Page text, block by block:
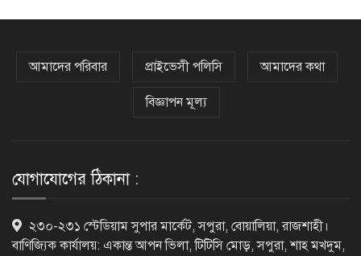
করা সম্ভব নয়: ট্রাম্পের শীর্ষ জেনারেল
৫৪ রানে অলআউট হয়ে ইনিংস ব্যবধানে
হারল বাংলাদেশ
আমাদের পরিবার প্রাইভেসী পলিসি আমাদের কথা
বিজ্ঞাপন মূল্য
যোগাযোগের ঠিকানা :
২৩০-২৩১ স্টেডিয়াম সুপার মার্কেট, সপুরা, বোয়ালিয়া, রাজশাহী।
বাণিজ্যিক কার্যালয়: একান্ত আপন ভিলা, টিটিসি মোড়, সপুরা, শাহ মখদুম,